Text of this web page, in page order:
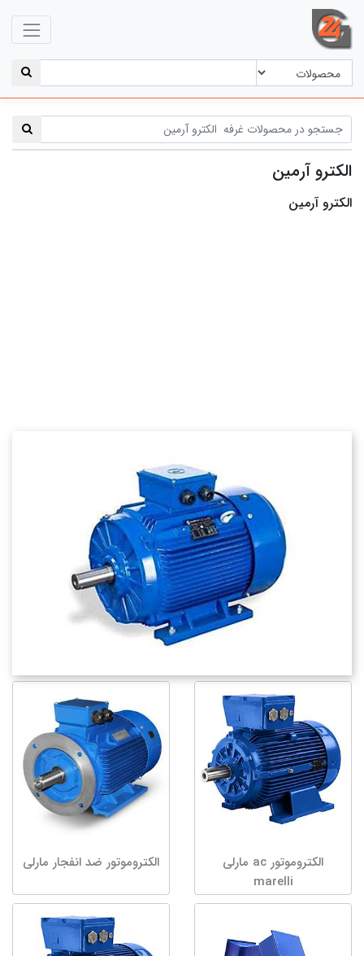
الکترو آرمین
الکترو آرمین
الکتروموتور ac مارلی
marelli
الکتروموتور ضد انفجار مارلی